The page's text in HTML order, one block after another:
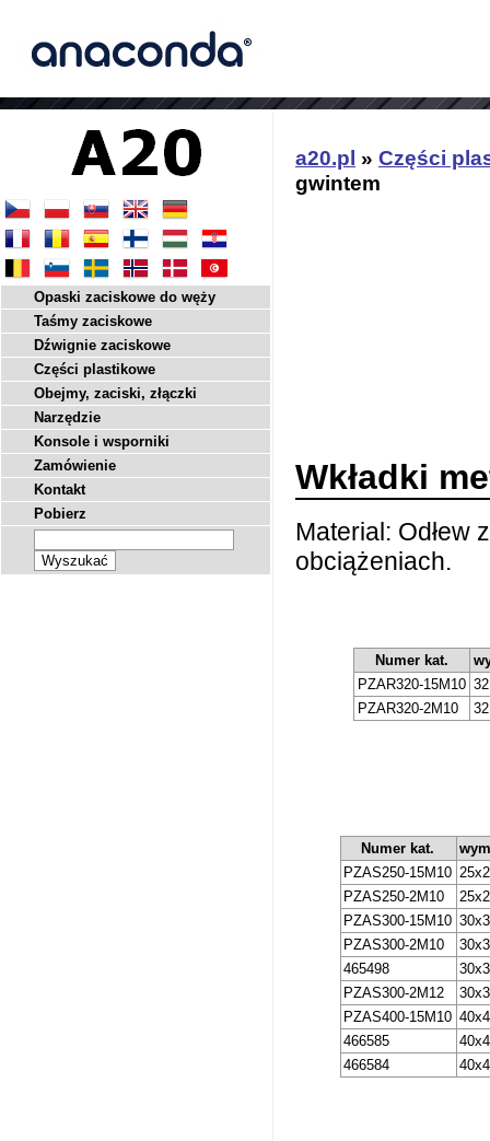
a20.pl » Części
gwintem
Wkładki
Material: Odłew
obciążeniach.
Numer kat.
PZAR320-15M10 32
PZAR320-2M10
32
Numer kat.
PZAS250-15M10
PZAS250-2M10
PZAS300-15M10
PZAS300-2M10
465498
PZAS300-2M12
PZAS400-15M10
466585
466584
Opaski zaciskowe do węży
Taśmy zaciskowe
Dźwignie zaciskowe
Części plastikowe
Obejmy, zaciski, złączki
Narzędzie
Konsole i wsporniki
Zamówienie
Kontakt
Pobierz